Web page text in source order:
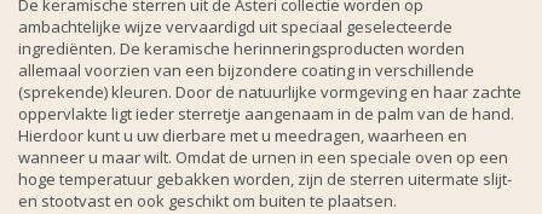
De keramische sterren uit de Asteri collectie worden op
ambachtelijke wijze vervaardigd uit speciaal geselecteerde
ingrediënten. De keramische herinneringsproducten worden
allemaal voorzien van een bijzondere coating in verschillende
(sprekende) kleuren. Door de natuurlijke vormgeving en haar zachte
oppervlakte ligt ieder sterretje aangenaam in de palm van de hand.
Hierdoor kunt u uw dierbare met u meedragen, waarheen en
wanneer u maar wilt. Omdat de urnen in een speciale oven op een
hoge temperatuur gebakken worden, zijn de sterren uitermate slijt-
en stootvast en ook geschikt om buiten te plaatsen.